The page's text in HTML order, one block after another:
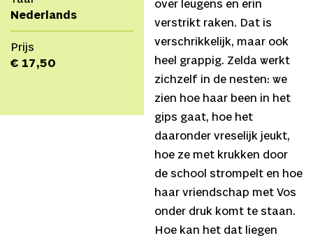
Nederlands
Prijs
€ 17,50
over leugens en erin
verstrikt raken. Dat is
verschrikkelijk, maar ook
heel grappig. Zelda werkt
zichzelf in de nesten: we
zien hoe haar been in het
gips gaat, hoe het
daaronder vreselijk jeukt,
hoe ze met krukken door
de school strompelt en hoe
haar vriendschap met Vos
onder druk komt te staan.
Hoe kan het dat liegen